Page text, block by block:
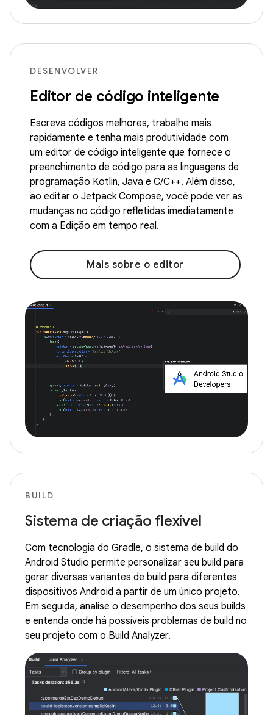
DESENVOLVER
Editor de código inteligente
Escreva códigos melhores, trabalhe mais
rapidamente e tenha mais produtividade com
um editor de código inteligente que fornece o
preenchimento de código para as linguagens de
programação Kotlin, Java e C/C++. Além disso,
ao editar o Jetpack Compose, você pode ver as
mudanças no código refletidas imediatamente
com a Edição em tempo real.
Mais sobre o editor
BUILD
Sistema de criação flexível
Com tecnologia do Gradle, o sistema de build do
Android Studio permite personalizar seu build para
gerar diversas variantes de build para diferentes
dispositivos Android a partir de um único projeto.
Em seguida, analise o desempenho dos seus builds
e entenda onde há possíveis problemas de build no
seu projeto com o Build Analyzer.